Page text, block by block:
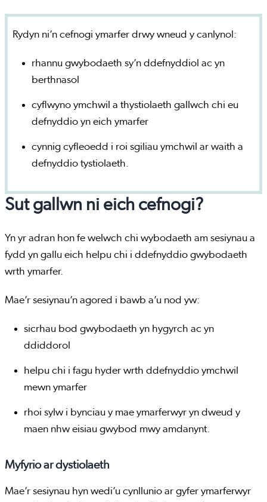
Rydyn ni’n cefnogi ymarfer drwy wneud y canlynol:
rhannu gwybodaeth sy’n ddefnyddiol ac yn
berthnasol
cyflwyno ymchwil a thystiolaeth gallwch chi eu
defnyddio yn eich ymarfer
cynnig cyfleoedd i roi sgiliau ymchwil ar waith a
defnyddio tystiolaeth.
Sut gallwn ni eich cefnogi?
Yn yr adran hon fe welwch chi wybodaeth am sesiynau a
fydd yn gallu eich helpu chi i ddefnyddio gwybodaeth
wrth ymarfer.
Mae’r sesiynau’n agored i bawb a’u nod yw:
sicrhau bod gwybodaeth yn hygyrch ac yn
ddiddorol
helpu chi i fagu hyder wrth ddefnyddio ymchwil
mewn ymarfer
rhoi sylw i bynciau y mae ymarferwyr yn dweud y
maen nhw eisiau gwybod mwy amdanynt.
Myfyrio ar dystiolaeth
Mae’r sesiynau hyn wedi’u cynllunio ar gyfer ymarferwyr